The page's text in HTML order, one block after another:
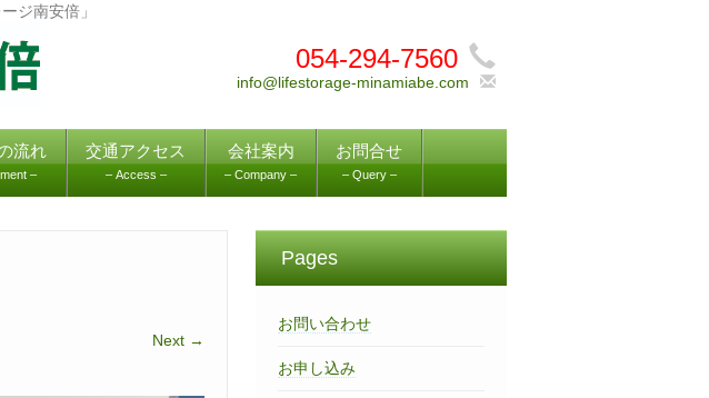
ジ南安倍」
054-294-7560
info@lifestorage-minamiabe.com
流れ
–
交通アクセス
– Access –
会社案内
– Company –
お問合せ
– Query –
Next →
Pages
お問い合わせ
お申し込み